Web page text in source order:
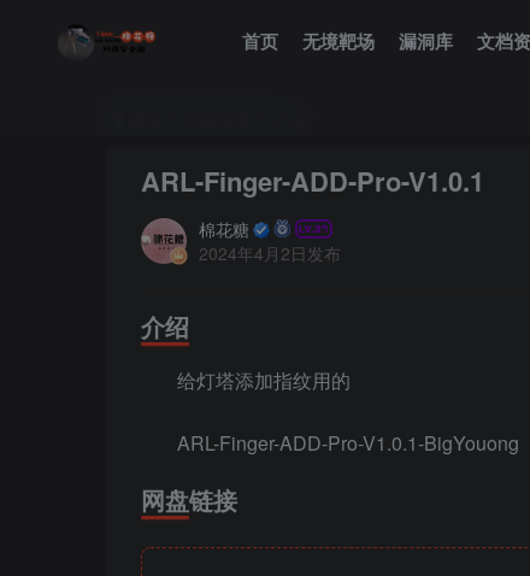
首页 无境靶场 漏洞库 文档
ARL-Finger-ADD-Pro-V1.0.1
棉花糖
2024年4月2日发布
介绍
给灯塔添加指纹用的
ARL-Finger-ADD-Pro-V1.0.1-BigYouong
网盘链接